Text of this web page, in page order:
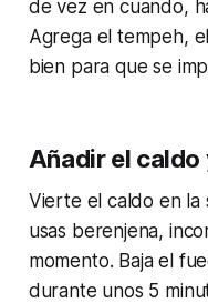
de vez en cuando,
Agrega el tempeh,
bien para que se
Añadir el caldo
Vierte el caldo en la
usas berenjena,
momento. Baja el
durante unos 5